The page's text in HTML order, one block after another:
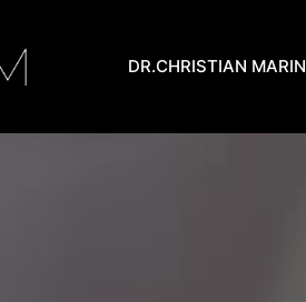
DR.CHRISTIAN